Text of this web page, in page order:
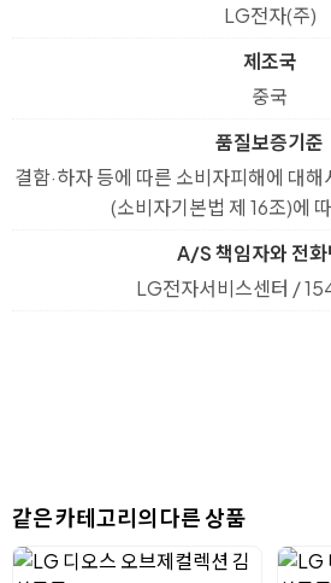
LG전자(주)
제조국
중국
품질보증기준
결함·하자 등에 따른 소비자피해에 대
(소비자기본법 제 16조)에
A/S 책임자와 전화
LG전자서비스센터 /
같은 카테고리의 다른 상품